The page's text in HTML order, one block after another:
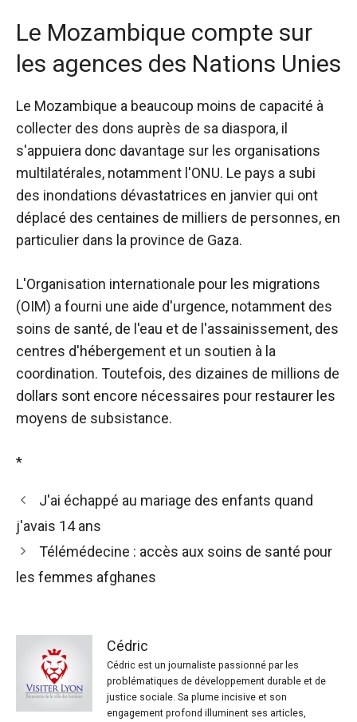
Le Mozambique compte sur
les agences des Nations Unies
Le Mozambique a beaucoup moins de capacité à
collecter des dons auprès de sa diaspora, il
s'appuiera donc davantage sur les organisations
multilatérales, notamment l'ONU. Le pays a subi
des inondations dévastatrices en janvier qui ont
déplacé des centaines de milliers de personnes, en
particulier dans la province de Gaza.
L'Organisation internationale pour les migrations
(OIM) a fourni une aide d'urgence, notamment des
soins de santé, de l'eau et de l'assainissement, des
centres d'hébergement et un soutien à la
coordination. Toutefois, des dizaines de millions de
dollars sont encore nécessaires pour restaurer les
moyens de subsistance.
*
J'ai échappé au mariage des enfants quand
j'avais 14 ans
Télémédecine : accès aux soins de santé pour
les femmes afghanes
Cédric
Cédric est un journaliste passionné par les
problématiques de développement durable et de
justice sociale. Sa plume incisive et son
engagement profond illuminent ses articles,